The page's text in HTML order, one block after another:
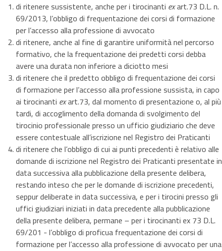
di ritenere sussistente, anche per i tirocinanti exart.73 D.L. n.
69/2013, l’obbligo di frequentazione dei corsi di formazione
per l’accesso alla professione di avvocato
di ritenere, anche al fine di garantire uniformità nel percorso
formativo, che la frequentazione dei predetti corsi debba
avere una durata non inferiore a diciotto mesi
di ritenere che il predetto obbligo di frequentazione dei corsi
di formazione per l’accesso alla professione sussista, in capo
ai tirocinanti exart.73, dal momento di presentazione o, al più
tardi, di accoglimento della domanda di svolgimento del
tirocinio professionale presso un ufficio giudiziario che deve
essere contestuale all’iscrizione nel Registro dei Praticanti
di ritenere che l’obbligo di cui ai punti precedenti è relativo alle
domande di iscrizione nel Registro dei Praticanti presentate in
data successiva alla pubblicazione della presente delibera,
restando inteso che per le domande di iscrizione precedenti,
seppur deliberate in data successiva, e per i tirocini presso gli
uffici giudiziari iniziati in data precedente alla pubblicazione
della presente delibera, permane – per i tirocinanti ex 73 D.L.
69/201 - l’obbligo di proficua frequentazione dei corsi di
formazione per l’accesso alla professione di avvocato per una